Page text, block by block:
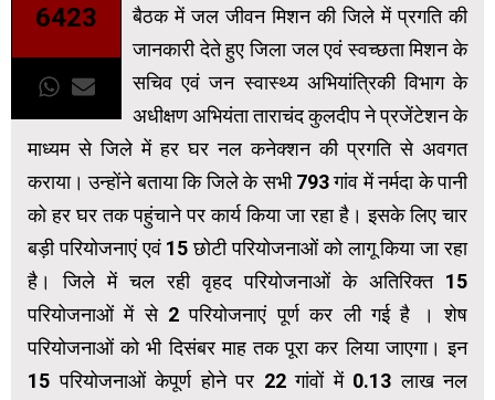
6423
बैठक में जल जीवन मिशन की जिले में प्रगति की
जानकारी देते हुए जिला जल एवं स्वच्छता मिशन के
सचिव एवं जन स्वास्थ्य अभियांत्रिकी विभाग के
अधीक्षण अभियंता ताराचंद कुलदीप ने प्रजेंटेशन के
माध्यम से जिले में हर घर नल कनेक्शन की प्रगति से अवगत
कराया। उन्होंने बताया कि जिले के सभी 793 गांव में नर्मदा के पानी
को हर घर तक पहुंचाने पर कार्य किया जा रहा है। इसके लिए चार
बड़ी परियोजनाएं एवं 15 छोटी परियोजनाओं को लागू किया जा रहा
है। जिले में चल रही वृहद परियोजनाओं के अतिरिक्त 15
परियोजनाओं में से 2 परियोजनाएं पूर्ण कर ली गई है । शेष
परियोजनाओं को भी दिसंबर माह तक पूरा कर लिया जाएगा। इन
15 परियोजनाओं केपूर्ण होने पर 22 गांवों में 0.13 लाख नल